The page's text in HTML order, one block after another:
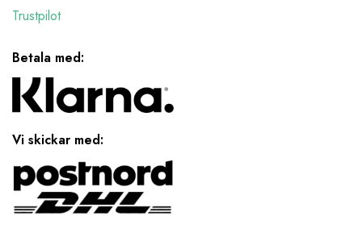
Trustpilot
Betala med:
Vi skickar med: